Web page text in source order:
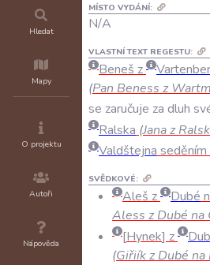
Hledat
Mapy
O projektu
Autoři
Nápověda
MÍSTO VYDÁNÍ:
N/A
VLASTNÍ TEXT REGESTU:
Beneš z
(Pan Beness z
se zaručuje za dluh
Ralska (Janaz
Valdštejna seděním
SVĚDKOVÉ:
Aleš z Dubé
Aless z Dubé na
Hynek z
(Giřiík z Dubé